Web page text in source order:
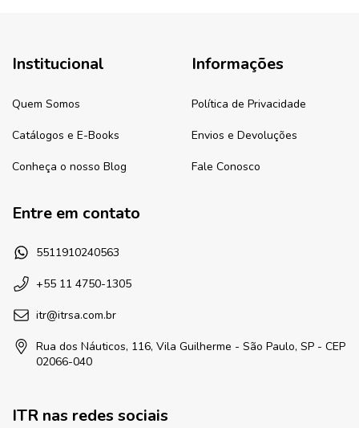
Institucional
Quem Somos
Catálogos e E-Books
Conheça o nosso Blog
Informações
Política de Privacidade
Envios e Devoluções
Fale Conosco
Entre em contato
5511910240563
+55 11 4750-1305
itr@itrsa.com.br
Rua dos Náuticos, 116, Vila Guilherme - São Paulo, SP - CEP
02066-040
ITR nas redes sociais